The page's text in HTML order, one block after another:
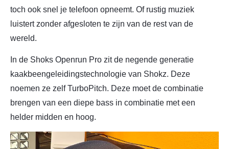
toch ook snel je telefoon opneemt. Of rustig muziek
luistert zonder afgesloten te zijn van de rest van de
wereld.
In de Shoks Openrun Pro zit de negende generatie
kaakbeengeleidingstechnologie van Shokz. Deze
noemen ze zelf TurboPitch. Deze moet de combinatie
brengen van een diepe bass in combinatie met een
helder midden en hoog.